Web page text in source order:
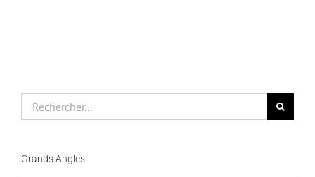
Grands Angles